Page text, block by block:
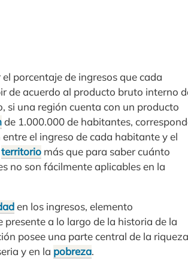
porcentaje de ingresos que cada
de acuerdo al producto bruto interno
si una región cuenta con un producto
de 1.000.000 de habitantes,
el ingreso de cada habitante y el
territorio más que para saber cuánto
no son fácilmente aplicables en la
en los ingresos, elemento
a lo largo de la historia de la
posee una parte central de la riqueza
y en la pobreza.